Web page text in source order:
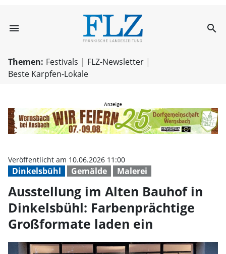
menu Ausstellung imsearch
Themen: Festivals
FLZ-Newsletter
Beste Karpfen-Lokale
Dinkelsbühl Gemälde Malerei
Veröffentlicht am 10.06.2026 11:00
Ausstellung im Alten Bauhof in
Dinkelsbühl: Farbenprächtige
Großformate laden ein